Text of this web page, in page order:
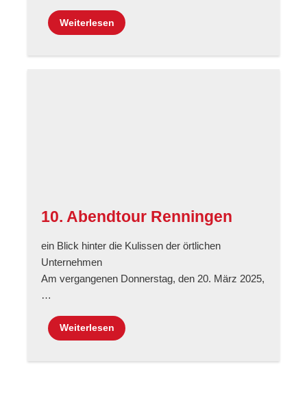
Weiterlesen
10. Abendtour Renningen
ein Blick hinter die Kulissen der örtlichen
Unternehmen
Am vergangenen Donnerstag, den 20. März 2025,
…
Weiterlesen